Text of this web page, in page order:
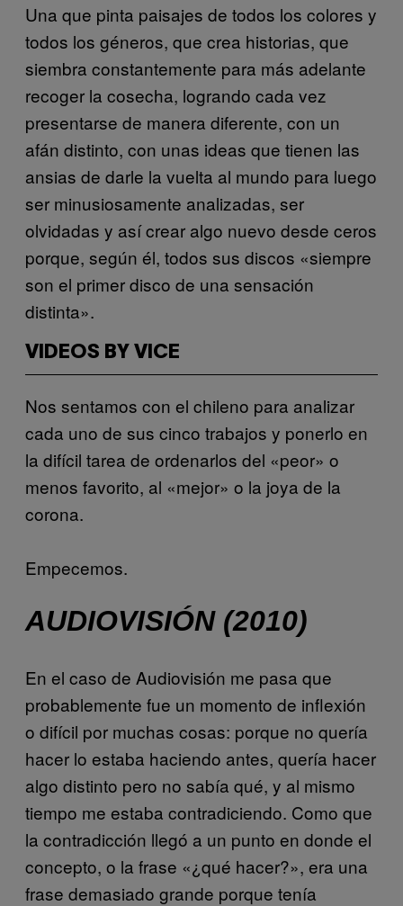
Una que pinta paisajes de todos los colores y
todos los géneros, que crea historias, que
siembra constantemente para más adelante
recoger la cosecha, logrando cada vez
presentarse de manera diferente, con un
afán distinto, con unas ideas que tienen las
ansias de darle la vuelta al mundo para luego
ser minusiosamente analizadas, ser
olvidadas y así crear algo nuevo desde ceros
porque, según él, todos sus discos «siempre
son el primer disco de una sensación
distinta».
VIDEOS BY VICE
Nos sentamos con el chileno para analizar
cada uno de sus cinco trabajos y ponerlo en
la difícil tarea de ordenarlos del «peor» o
menos favorito, al «mejor» o la joya de la
corona.
Empecemos.
AUDIOVISIÓN (2010)
En el caso de Audiovisión me pasa que
probablemente fue un momento de inflexión
o difícil por muchas cosas: porque no quería
hacer lo estaba haciendo antes, quería hacer
algo distinto pero no sabía qué, y al mismo
tiempo me estaba contradiciendo. Como que
la contradicción llegó a un punto en donde el
concepto, o la frase «¿qué hacer?», era una
frase demasiado grande porque tenía